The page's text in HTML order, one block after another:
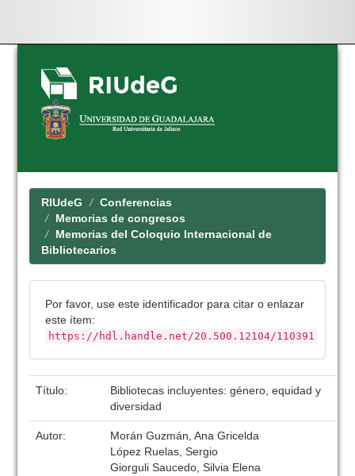
Skip
navigation
RIUdeG
Conferencias
Memorias de congresos
Memorias del Coloquio Internacional de
Bibliotecarios
Por favor, use este identificador para citar o enlazar
este ítem:
https://hdl.handle.net/20.500.12104/110391
Título:
Bibliotecas incluyentes: género, equidad y
diversidad
Autor:
Morán Guzmán, Ana Gricelda
López Ruelas, Sergio
Giorguli Saucedo, Silvia Elena